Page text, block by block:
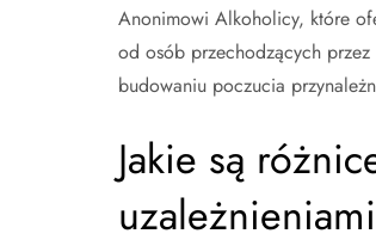
Anonimowi Alkoholicy, które
od osób przechodzących
budowaniu poczucia
Jakie są